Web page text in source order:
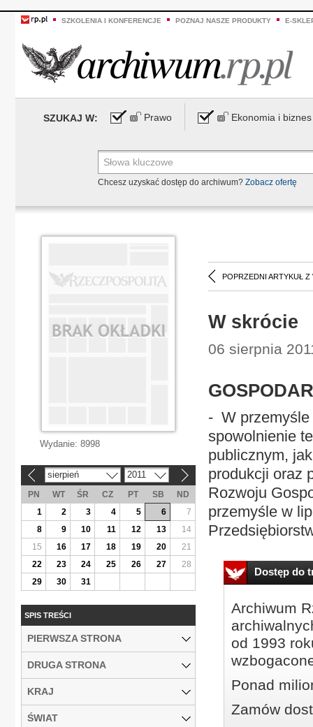
SZKOLENIA I KONFERENCJE POZNAJ NASZE PRODUKTY E-
SZUKAJ W: Prawo Ekonomia i biznes
Chcesz uzyskać dostęp do archiwum? Zobacz ofertę
POPRZEDNI ARTYKUŁ Z
W skrócie
06 sierpnia
- W przemyśle
spowolnienie
publicznym,
produkcji oraz
Rozwoju
przemyśle w
Dostęp do
Archiwum
od 1993
Ponad
Zamów
Wydanie: 8998
sierpień 2011
PN WT ŚR CZ PT SB
ND
1
2 3 4 5 6
7
8
9 10 11 12 13
14
15
16 17 18 19 20
21
22
23 24 25 26 27
28
29
30 31
SPIS TREŚCI
PIERWSZA STRONA
DRUGA STRONA
KRAJ
ŚWIAT